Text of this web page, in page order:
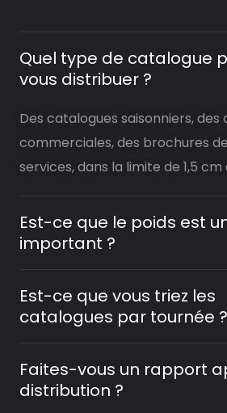
Quel type de catalogue
vous distribuer ?
Des catalogues saisonniers, des
commerciales, des brochures
services, dans la limite de 1,5 cm
Est-ce que le poids est
important ?
Est-ce que vous triez les
catalogues par tournée ?
Faites-vous un rapport
distribution ?